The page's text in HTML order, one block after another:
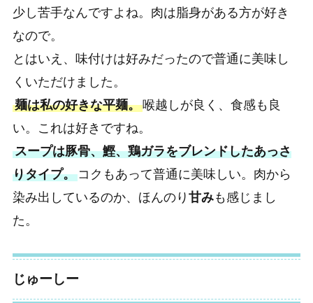
少し苦手なんですよね。肉は脂身がある方が好き
なので。
とはいえ、味付けは好みだったので普通に美味し
くいただけました。
麺は私の好きな平麺。喉越しが良く、食感も良
い。これは好きですね。
スープは豚骨、鰹、鶏ガラをブレンドしたあっさ
りタイプ。コクもあって普通に美味しい。肉から
染み出しているのか、ほんのり 甘みも感じまし
た。
じゅーしー